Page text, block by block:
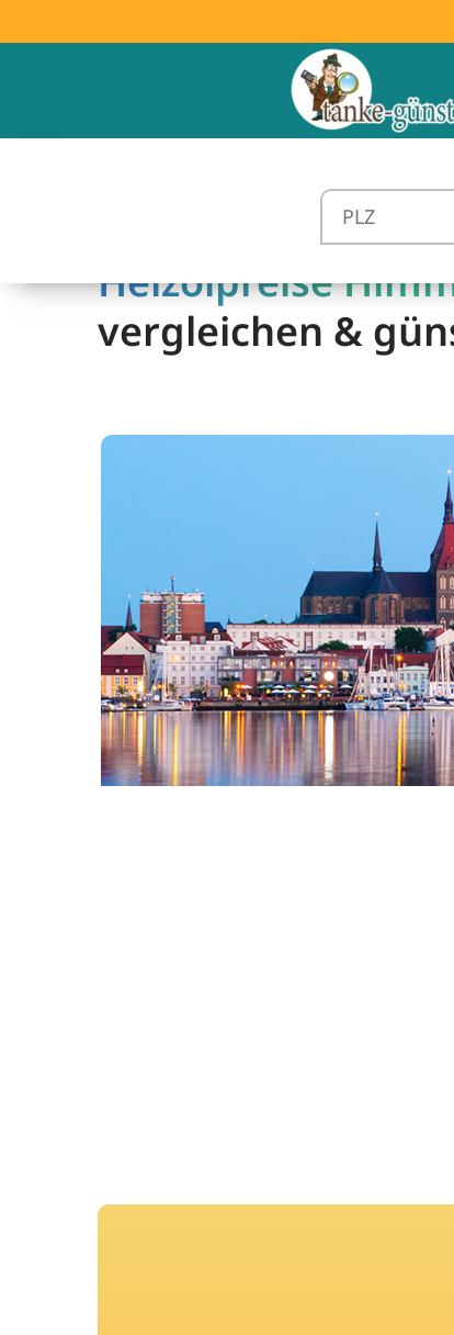
Heizölpreise
vergleichen &